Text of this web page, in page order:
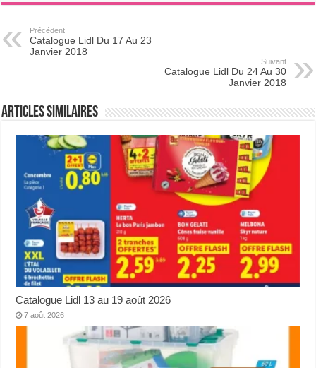
Précédent
Catalogue Lidl Du 17 Au 23
Janvier 2018
Suivant
Catalogue Lidl Du 24 Au 30
Janvier 2018
Articles Similaires
Catalogue Lidl 13 au 19 août 2026
7 août 2026